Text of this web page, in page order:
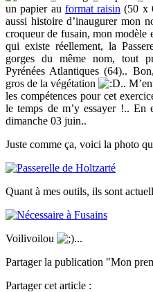
un papier au format raisin (50 x
aussi histoire d’inaugurer mon
croqueur de fusain, mon modèle
qui existe réellement, la
gorges du même nom, tout
Pyrénées Atlantiques (64)..
gros de la végétation
..
les compétences pour cet
le temps de m’y essayer !..
dimanche 03 juin..
Juste comme ça, voici la photo
Quant à mes outils, ils sont
Voilivoilou
...
Partager la publication "Mon
Partager cet article :